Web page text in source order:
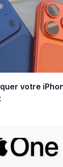
votre